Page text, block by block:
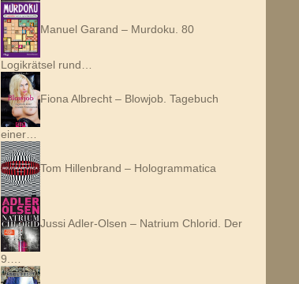
Manuel Garand – Murdoku. 80
Logikrätsel rund…
Fiona Albrecht – Blowjob. Tagebuch
einer…
Tom Hillenbrand – Hologrammatica
Jussi Adler-Olsen – Natrium Chlorid. Der
9.…